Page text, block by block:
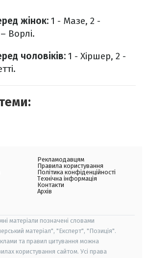
жінок: 1 - Мазе, 2 -
Ворлі.
чоловіків: 1 - Хіршер, 2 -
Рекламодавцям
Правила користування
Політика конфіденційності
Технічна інформація
Контакти
Архів
матеріали позначені словами
матеріал", "Експерт", "Позиція".
та правил цитування можна
користування сайтом. Усі права